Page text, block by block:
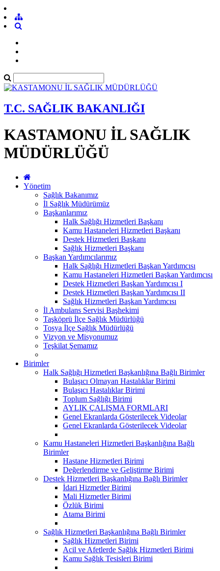
T.C. SAĞLIK BAKANLIĞI
KASTAMONU İL SAĞLIK
MÜDÜRLÜĞÜ
Yönetim
Sağlık Bakanımız
İl Sağlık Müdürümüz
Başkanlarımız
Halk Sağlığı Hizmetleri Başkanı
Kamu Hastaneleri Hizmetleri Başkanı
Destek Hizmetleri Başkanı
Sağlık Hizmetleri Başkanı
Başkan Yardımcılarımız
Halk Sağlığı Hizmetleri Başkan Yardımcısı
Kamu Hastaneleri Hizmetleri Başkan Yardımcısı
Destek Hizmetleri Başkan Yardımcısı I
Destek Hizmetleri Başkan Yardımcısı II
Sağlık Hizmetleri Başkan Yardımcısı
İl Ambulans Servisi Başhekimi
Taşköprü İlçe Sağlık Müdürlüğü
Tosya İlçe Sağlık Müdürlüğü
Vizyon ve Misyonumuz
Teşkilat Şemamız
Birimler
Halk Sağlığı Hizmetleri Başkanlığına Bağlı Birimler
Bulaşıcı Olmayan Hastalıklar Birimi
Bulaşıcı Hastalıklar Birimi
Toplum Sağlığı Birimi
AYLIK ÇALIŞMA FORMLARI
Genel Ekranlarda Gösterilecek Videolar
Genel Ekranlarda Gösterilecek Videolar
Kamu Hastaneleri Hizmetleri Başkanlığına Bağlı
Birimler
Hastane Hizmetleri Birimi
Değerlendirme ve Geliştirme Birimi
Destek Hizmetleri Başkanlığına Bağlı Birimler
İdari Hizmetler Birimi
Mali Hizmetler Birimi
Özlük Birimi
Atama Birimi
Sağlık Hizmetleri Başkanlığına Bağlı Birimler
Sağlık Hizmetleri Birimi
Acil ve Afetlerde Sağlık Hizmetleri Birimi
Kamu Sağlık Tesisleri Birimi